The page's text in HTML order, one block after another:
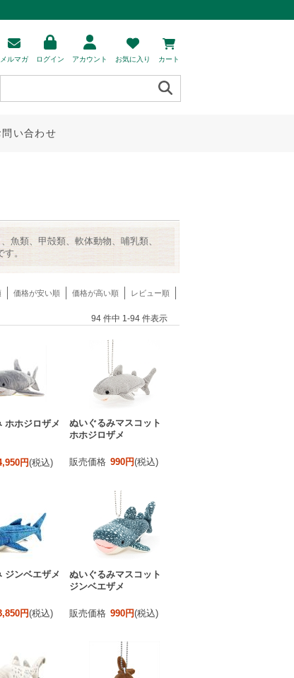
メルマガ ログイン アカウント お気に入り カート
問い合わせ
魚類、甲殻類、軟体動物、哺乳類、
。
価格が安い順 価格が高い順 レビュー順
94 件中 1-94 件表示
ホホジロザメ
円(税込)
ぬいぐるみマスコット
ホホジロザメ
販売価格 990円(税込)
ジンベエザメ
円(税込)
ぬいぐるみマスコット
ジンベエザメ
販売価格 990円(税込)